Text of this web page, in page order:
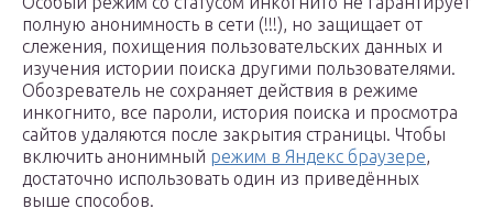
полную анонимность в сети (!!!), но защищает от
слежения, похищения пользовательских данных и
изучения истории поиска другими пользователями.
Обозреватель не сохраняет действия в режиме
инкогнито, все пароли, история поиска и просмотра
сайтов удаляются после закрытия страницы. Чтобы
включить анонимный режим в Яндекс браузере,
достаточно использовать один из приведённых
выше способов.